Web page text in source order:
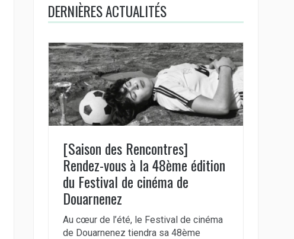
DERNIÈRES ACTUALITÉS
[Saison des Rencontres]
Rendez-vous à la 48ème édition
du Festival de cinéma de
Douarnenez
Au cœur de l’été, le Festival de cinéma
de Douarnenez tiendra sa 48ème